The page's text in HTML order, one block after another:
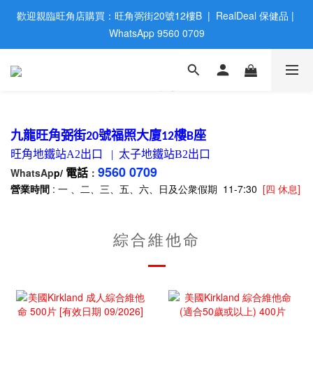
歡迎親臨旺角店購買：旺角弼街20號12樓B  |  RealDeal 保健品 |
WhatsApp 9560 0709
歡迎親臨旺角店購買：旺角弼街20號12樓B  |  RealDeal 保健品 |
WhatsApp 9560 0709
會員大升級 | 於12個月内消費滿$2200，即成爲黃金會員 | 消費滿
Order
歡迎親臨旺角店購買：旺角弼街20號12樓B  |  RealDeal 保健品 |
WhatsApp 9560 0709
九龍旺角弼街20號福照大廈12樓B座
旺角地鐵站A2出口 | 太子地鐵站B2出口
WhatsApp/ 電話 ： 9560 0709
營業時間 : 一 、二、三、五、六、日及公衆假期 11-7:30 [四 休息]
綜合維他命